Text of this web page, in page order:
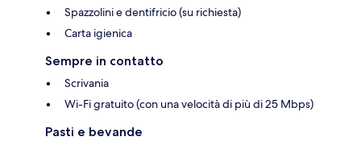
Spazzolini e dentifricio (su richiesta)
Carta igienica
Sempre in contatto
Scrivania
Wi-Fi gratuito (con una velocità di più di 25 Mbps)
Pasti e bevande